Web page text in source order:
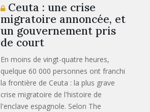
Ceuta : une crise
migratoire annoncée, et
un gouvernement pris
de court
En moins de vingt-quatre heures,
quelque 60 000 personnes ont franchi
la frontière de Ceuta : la plus grave
crise migratoire de l'histoire de
l'enclave espagnole. Selon The